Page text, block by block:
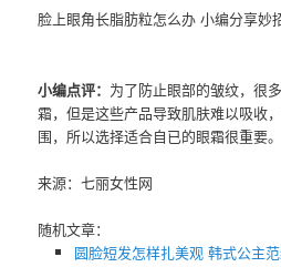
脸上眼角长脂肪粒怎么办 小编分享妙
小编点评： 为了防止眼部的皱纹，很
霜，但是这些产品导致肌肤难以吸收
围，所以选择适合自已的眼霜很重要。
来源：七丽女性网
随机文章：
圆脸短发怎样扎美观 韩式公主